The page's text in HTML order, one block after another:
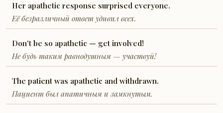
Her apathetic response surprised everyone.
Её безразличный ответ удивил всех.
Don't be so apathetic — get involved!
Не будь таким равнодушным — участвуй!
The patient was apathetic and withdrawn.
Пациент был апатичным и замкнутым.